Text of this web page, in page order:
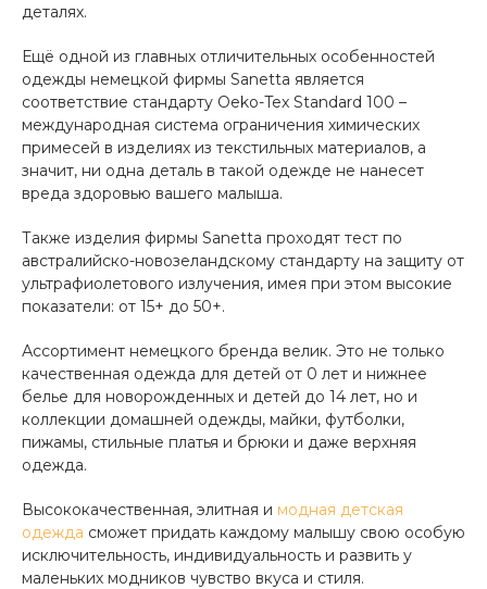
деталях.
Ещё одной из главных отличительных особенностей
одежды немецкой фирмы Sanetta является
соответствие стандарту Oeko-Tex Standard 100 –
международная система ограничения химических
примесей в изделиях из текстильных материалов, а
значит, ни одна деталь в такой одежде не нанесет
вреда здоровью вашего малыша.
Также изделия фирмы Sanetta проходят тест по
австралийско-новозеландскому стандарту на защиту от
ультрафиолетового излучения, имея при этом высокие
показатели: от 15+ до 50+.
Ассортимент немецкого бренда велик. Это не только
качественная одежда для детей от 0 лет и нижнее
белье для новорожденных и детей до 14 лет, но и
коллекции домашней одежды, майки, футболки,
пижамы, стильные платья и брюки и даже верхняя
одежда.
Высококачественная, элитная и модная детская
одежда сможет придать каждому малышу свою особую
исключительность, индивидуальность и развить у
маленьких модников чувство вкуса и стиля.